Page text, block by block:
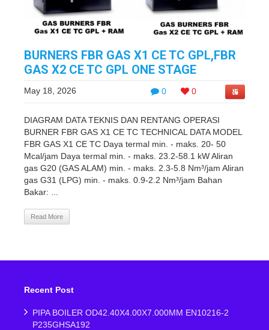
BURNERS FBR GAS X1 CE TC GPL,FBR
GAS X2 CE TC GPL ONE STAGE
0 0
May 18, 2026
DIAGRAM DATA TEKNIS DAN RENTANG OPERASI
BURNER FBR GAS X1 CE TC TECHNICAL DATA MODEL
FBR GAS X1 CE TC Daya termal min. - maks. 20- 50
Mcal/jam Daya termal min. - maks. 23.2-58.1 kW Aliran
gas G20 (GAS ALAM) min. - maks. 2.3-5.8 Nm³/jam Aliran
gas G31 (LPG) min. - maks. 0.9-2.2 Nm³/jam Bahan
Bakar: ...
Read More
Recent Post
PIPA BOILER OD42.40X4.00X7.000MM EN10216-2
P235GHSA192